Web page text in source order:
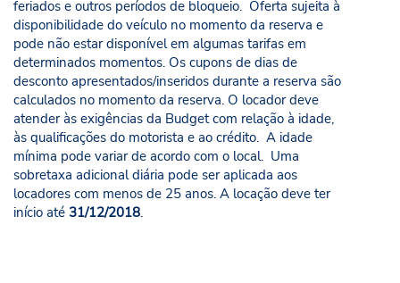
feriados e outros períodos de bloqueio. Oferta sujeita à
disponibilidade do veículo no momento da reserva e
pode não estar disponível em algumas tarifas em
determinados momentos. Os cupons de dias de
desconto apresentados/inseridos durante a reserva são
calculados no momento da reserva. O locador deve
atender às exigências da Budget com relação à idade,
às qualificações do motorista e ao crédito. A idade
mínima pode variar de acordo com o local. Uma
sobretaxa adicional diária pode ser aplicada aos
locadores com menos de 25 anos. A locação deve ter
início até 31/12/2018.